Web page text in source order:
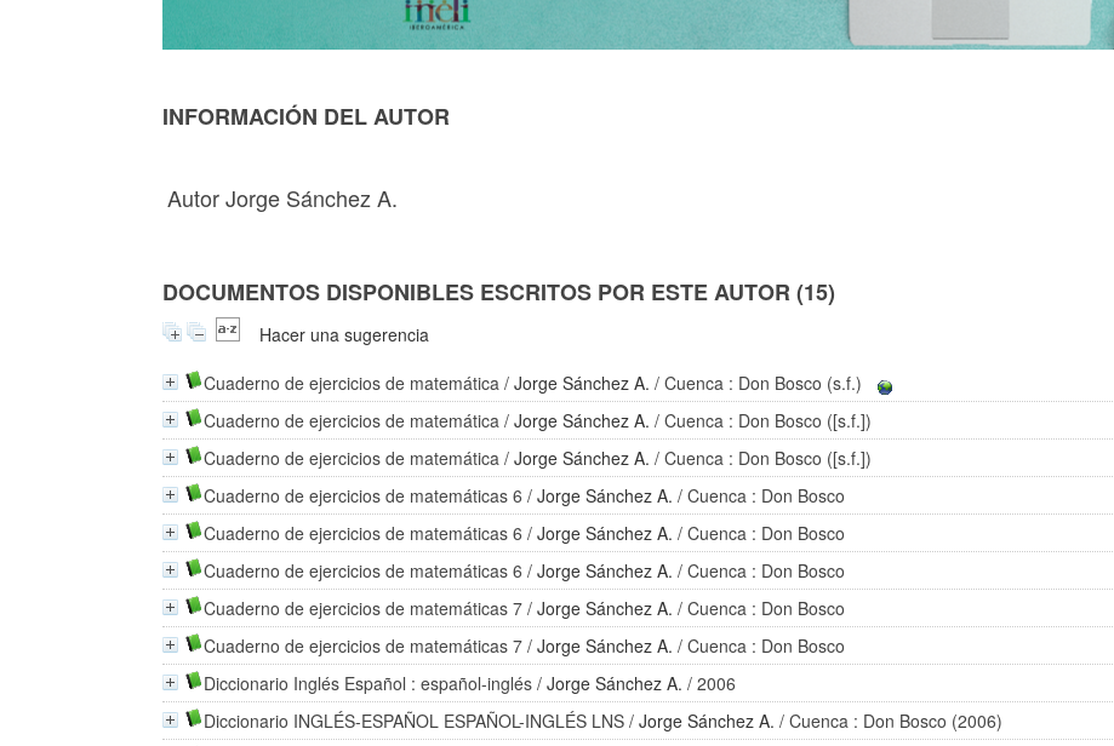
INFORMACIÓN DEL AUTOR
Autor Jorge Sánchez A.
DOCUMENTOS DISPONIBLES ESCRITOS POR ESTE AUTOR (15)
Hacer una sugerencia
Cuaderno de ejercicios de matemática /Jorge Sánchez A. / Cuenca : Don Bosco (s.f.)
Cuaderno de ejercicios de matemática /Jorge Sánchez A. / Cuenca : Don Bosco ([s.f.])
Cuaderno de ejercicios de matemática /Jorge Sánchez A. / Cuenca : Don Bosco ([s.f.])
Cuaderno de ejercicios de matemáticas 6 /Jorge Sánchez A. / Cuenca : Don Bosco
Cuaderno de ejercicios de matemáticas 6 /Jorge Sánchez A. / Cuenca : Don Bosco
Cuaderno de ejercicios de matemáticas 6 /Jorge Sánchez A. / Cuenca : Don Bosco
Cuaderno de ejercicios de matemáticas 7 /Jorge Sánchez A. / Cuenca : Don Bosco
Cuaderno de ejercicios de matemáticas 7 /Jorge Sánchez A. / Cuenca : Don Bosco
Diccionario Inglés Español : español-inglés /Jorge Sánchez A. / 2006
Diccionario INGLÉS-ESPAÑOL ESPAÑOL-INGLÉS LNS /Jorge Sánchez A. / Cuenca : Don Bosco (2006)